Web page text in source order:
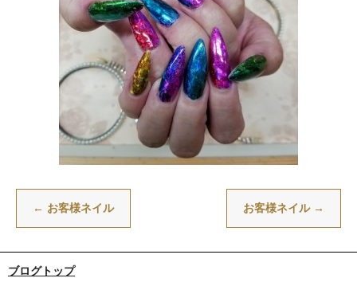
← お客様ネイル お客様ネイル →
ブログトップ